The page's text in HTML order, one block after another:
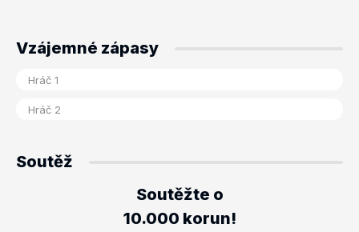
Vzájemné zápasy
Soutěž
Soutěžte o
10.000 korun!